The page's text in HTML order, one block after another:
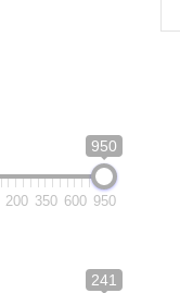
950
200 350 600 950
241